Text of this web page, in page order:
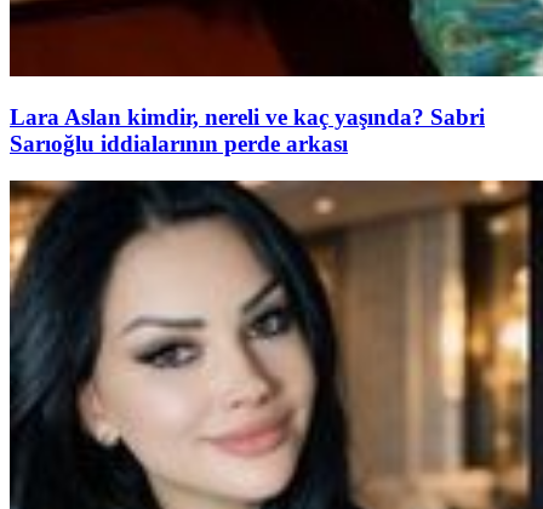
Lara Aslan kimdir, nereli ve kaç yaşında? Sabri
Sarıoğlu iddialarının perde arkası